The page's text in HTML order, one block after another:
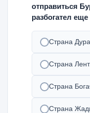
отправиться
разбогател
Страна
Страна
Страна
Страна